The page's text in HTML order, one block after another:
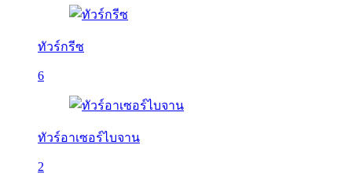
ทัวร์กรีซ
6
ทัวร์อาเซอร์ไบจาน
2